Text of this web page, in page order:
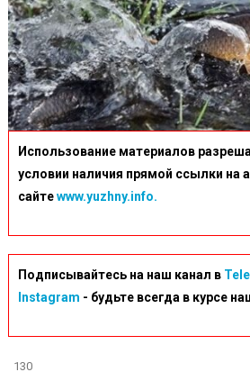
Использование материалов
условии наличия прямой ссылки на
сайтеwww.yuzhny.info.
Подписывайтесь на наш канал в
Instagram - будьте всегда в курсе
130